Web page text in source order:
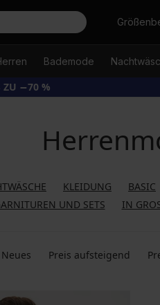
Suche
Bademode
ZU −70 %
KLEIDUNG BASIC
UND SETS
IN
Neues Preis aufsteigend